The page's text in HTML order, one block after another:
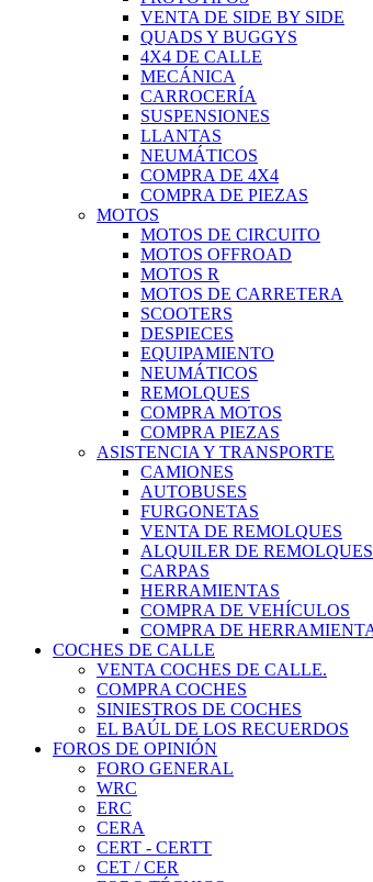
VENTA DE SIDE BY SIDE
QUADS Y BUGGYS
4X4 DE CALLE
MECÁNICA
CARROCERÍA
SUSPENSIONES
LLANTAS
NEUMÁTICOS
COMPRA DE 4X4
COMPRA DE PIEZAS
MOTOS
MOTOS DE CIRCUITO
MOTOS OFFROAD
MOTOS R
MOTOS DE CARRETERA
SCOOTERS
DESPIECES
EQUIPAMIENTO
NEUMÁTICOS
REMOLQUES
COMPRA MOTOS
COMPRA PIEZAS
ASISTENCIA Y TRANSPORTE
CAMIONES
AUTOBUSES
FURGONETAS
VENTA DE REMOLQUES
ALQUILER DE
CARPAS
HERRAMIENTAS
COMPRA DE VEHÍCULOS
COMPRA DE
COCHES DE CALLE
VENTA COCHES DE CALLE.
COMPRA COCHES
SINIESTROS DE COCHES
EL BAÚL DE LOS RECUERDOS
FOROS DE OPINIÓN
FORO GENERAL
WRC
ERC
CERA
CERT - CERTT
CET / CER